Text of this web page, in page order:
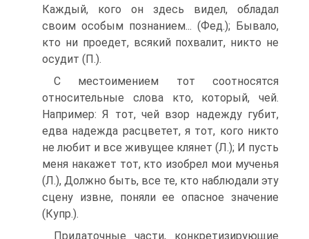
Каждый, кого он здесь видел, обладал
своим особым познанием... (Фед.); Бывало,
кто ни проедет, всякий похвалит, никто не
осудит (П.).
С местоимением тот соотносятся
относительные слова кто, который, чей.
Например: Я тот, чей взор надежду губит,
едва надежда расцветет, я тот, кого никто
не любит и все живущее клянет (Л.); И пусть
меня накажет тот, кто изобрел мои мученья
(Л.), Должно быть, все те, кто наблюдали эту
сцену извне, поняли ее опасное значение
(Купр.).
Придаточные части, конкретизирующие